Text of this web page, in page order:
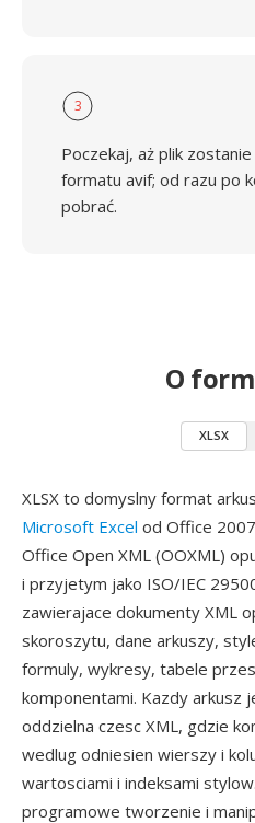
3
Poczekaj, aż plik
formatu avif; od razu po
pobrać.
O
XLSX
XLSX to domyslny format
Microsoft Excel od Office
Office Open XML (OOXML)
i przyjetym jako ISO/IEC
zawierajace dokumenty XML
skoroszytu, dane arkuszy,
formuly, wykresy, tabele
komponentami. Kazdy arkusz
oddzielna czesc XML, gdzie
wedlug odniesien wierszy i
wartosciami i indeksami
programowe tworzenie i